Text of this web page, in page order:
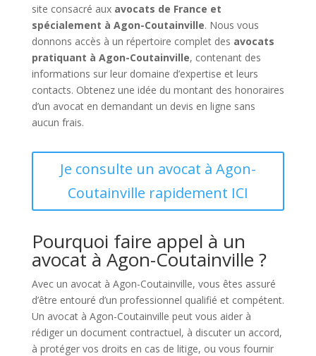
site consacré aux avocats de France et
spécialement à Agon-Coutainville. Nous vous
donnons accès à un répertoire complet des avocats
pratiquant à Agon-Coutainville, contenant des
informations sur leur domaine d’expertise et leurs
contacts. Obtenez une idée du montant des honoraires
d’un avocat en demandant un devis en ligne sans
aucun frais.
Je consulte un avocat à Agon-
Coutainville rapidement ICI
Pourquoi faire appel à un
avocat à Agon-Coutainville ?
Avec un avocat à Agon-Coutainville, vous êtes assuré
d’être entouré d’un professionnel qualifié et compétent.
Un avocat à Agon-Coutainville peut vous aider à
rédiger un document contractuel, à discuter un accord,
à protéger vos droits en cas de litige, ou vous fournir